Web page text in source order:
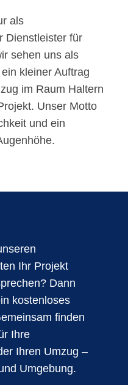
als
Dienstleister für
sehen uns als
kleiner Auftrag
im Raum Haltern
Unser Motto
und ein
Ihr Projekt
Dann
kostenloses
finden
Ihre
Ihren Umzug –
Umgebung.